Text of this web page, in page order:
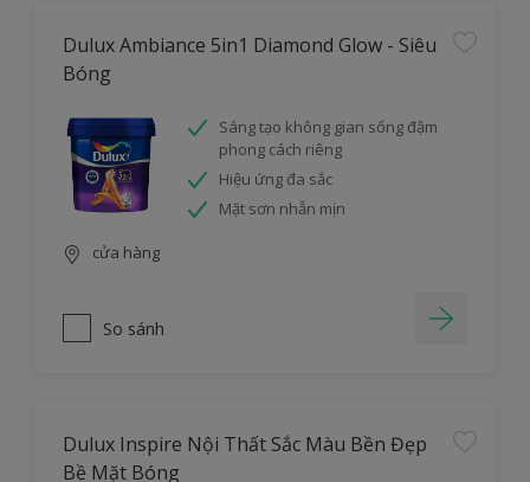
Dulux Ambiance 5in1 Diamond Glow - Siêu
Bóng
Sáng tạo không gian sống đậm
phong cách riêng
Hiệu ứng đa sắc
Mặt sơn nhẵn mịn
cửa hàng
So sánh
Dulux Inspire Nội Thất Sắc Màu Bền Đẹp
Bề Mặt Bóng